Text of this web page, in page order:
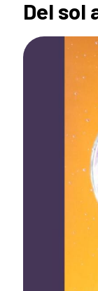
Del sol